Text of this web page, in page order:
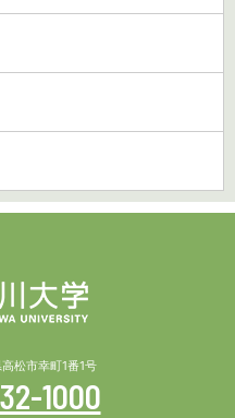
松市幸町1番1号
1000